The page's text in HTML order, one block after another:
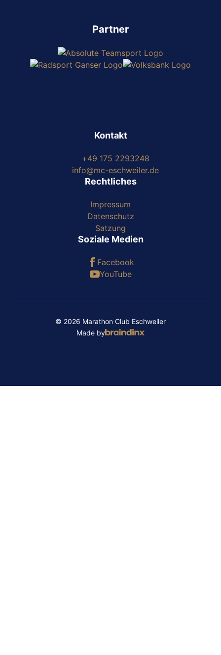
Partner
Kontakt
+49 175 2293248
info@mc-eschweiler.de
Rechtliches
Impressum
Datenschutz
Satzung
Soziale Medien
Facebook
YouTube
© 2026 Marathon Club Eschweiler
Made by